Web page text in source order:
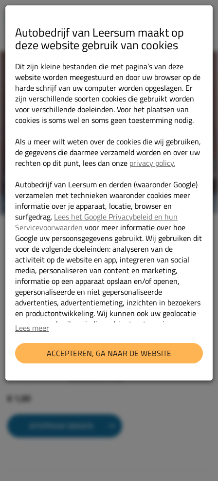
Mercedes-Benz Vito
114 CDI LANG ##VERKOCHT##
Bouwjaar: 2024
Brandstof: Diesel
Transmissie: Automaat
Kilometerstand:
Kenteken: V21HHH
Kleur: grijs
Type:
114 CDI LANG
##VERKOCHT##
€ 1,00
AFSPRAAK MAKEN
Autobedrijf van Leersum maakt op
deze website gebruik van cookies
Dit zijn kleine bestanden die met pagina’s van deze
website worden meegestuurd en door uw browser op de
harde schrijf van uw computer worden opgeslagen. Er
zijn verschillende soorten cookies die gebruikt worden
voor verschillende doeleinden. Voor het plaatsen van
cookies is soms wel en soms geen toestemming nodig.
Als u meer wilt weten over de cookies die wij gebruiken,
de gegevens die daarmee verzameld worden en over uw
rechten op dit punt, lees dan onze privacy policy.
Autobedrijf van Leersum en derden (waaronder Google)
verzamelen met technieken waaronder cookies meer
informatie over je apparaat, locatie, browser en
surfgedrag. Lees het Google Privacybeleid en hun
Servicevoorwaarden voor meer informatie over hoe
Google uw persoonsgegevens gebruikt. Wij gebruiken dit
voor de volgende doeleinden: analyseren van de
activiteit op de website en app, integreren van social
media, personaliseren van content en marketing,
informatie op een apparaat opslaan en/of openen,
gepersonaliseerde en niet gepersonaliseerde
advertenties, advertentiemeting, inzichten in bezoekers
en productontwikkeling. Wij kunnen ook uw geolocatie
gegevens gebruiken, indien u hier toestemming voor
geeft.
Geef toestemming of stel uw eigen keuze incookie-
instellingen.Lees meer in onzeprivacy policy.
Lees meer
ACCEPTEREN, GA NAAR DE WEBSITE